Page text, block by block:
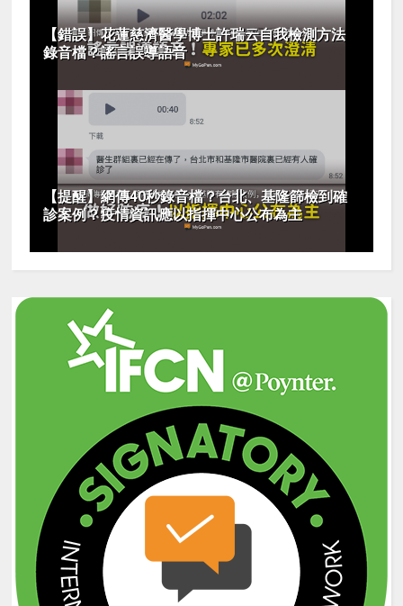
【錯誤】花蓮慈濟醫學博士許瑞云自我檢測方法
錄音檔？謠言誤導語音
【提醒】網傳40秒錄音檔？台北、基隆篩檢到確
診案例？疫情資訊應以指揮中心公布為主